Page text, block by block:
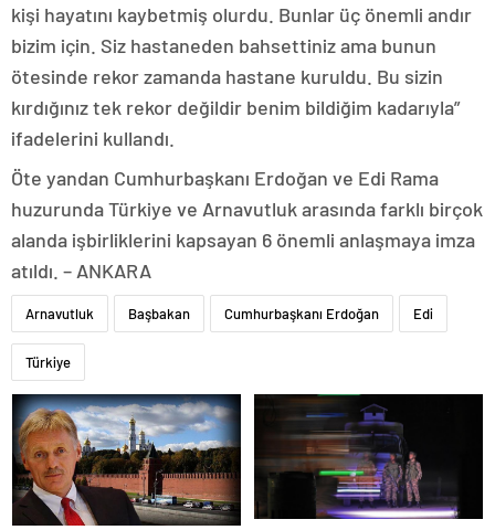
kişi hayatını kaybetmiş olurdu. Bunlar üç önemli andır
bizim için. Siz hastaneden bahsettiniz ama bunun
ötesinde rekor zamanda hastane kuruldu. Bu sizin
kırdığınız tek rekor değildir benim bildiğim kadarıyla”
ifadelerini kullandı.
Öte yandan Cumhurbaşkanı Erdoğan ve Edi Rama
huzurunda Türkiye ve Arnavutluk arasında farklı birçok
alanda işbirliklerini kapsayan 6 önemli anlaşmaya imza
atıldı. – ANKARA
Arnavutluk Başbakan Cumhurbaşkanı Erdoğan Edi
Türkiye